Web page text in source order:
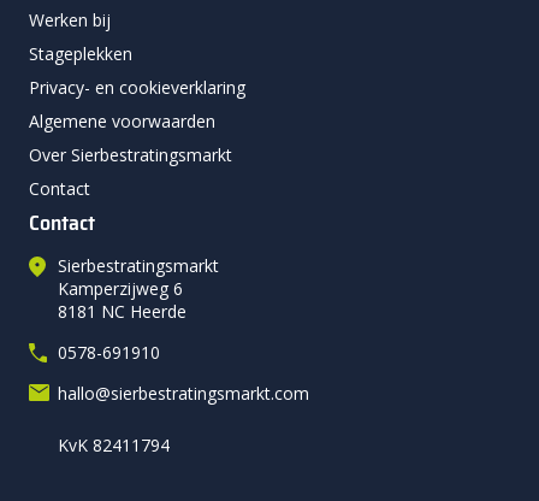
Werken bij
Stageplekken
Privacy- en cookieverklaring
Algemene voorwaarden
Over Sierbestratingsmarkt
Contact
Contact
Sierbestratingsmarkt
Kamperzijweg 6
8181 NC Heerde
0578-691910
hallo@sierbestratingsmarkt.com
KvK 82411794